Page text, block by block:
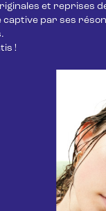
et reprises
par ses
!